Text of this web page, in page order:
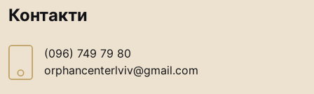
Контакти
(096) 749 79 80
orphancenterlviv@gmail.com